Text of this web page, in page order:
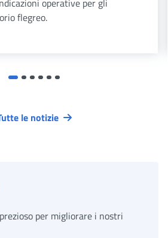
operative per gli
flegreo.
le notizie
per migliorare i nostri